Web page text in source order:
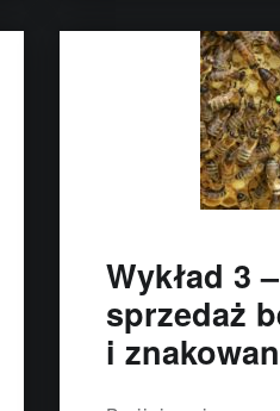
Wykład 3
sprzedaż
i